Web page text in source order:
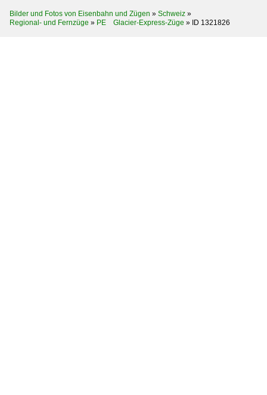
Bilder und Fotos von Eisenbahn und Zügen » Schweiz »
Regional- und Fernzüge » PE Glacier-Express-Züge » ID 1321826